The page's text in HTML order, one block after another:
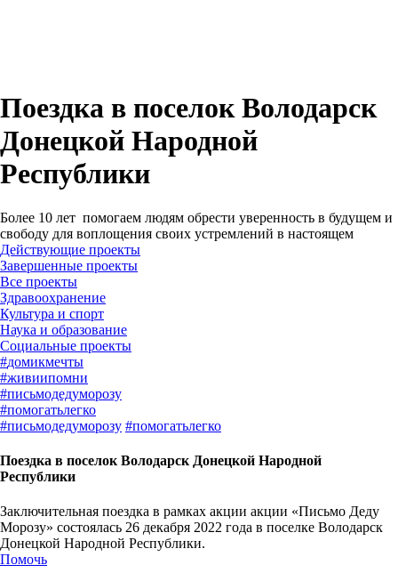
Поездка в поселок Володарск
Донецкой Народной
Республики
Более 10 лет помогаем людям обрести уверенность в будущем и
свободу для воплощения своих устремлений в настоящем
Действующие проекты
Завершенные проекты
#домикмечты
#живиипомни
#письмодедуморозу
#помогатьлегко
#письмодедуморозу #помогатьлегко
Поездка в поселок Володарск Донецкой Народной
Республики
Заключительная поездка в рамках акции акции «Письмо Деду
Морозу» состоялась 26 декабря 2022 года в поселке Володарск
Донецкой Народной Республики.
Помочь